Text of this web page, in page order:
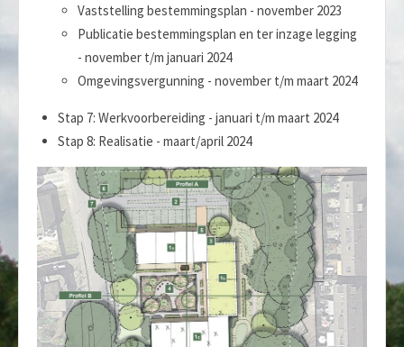
Vaststelling bestemmingsplan - november 2023
Publicatie bestemmingsplan en ter inzage legging
- november t/m januari 2024
Omgevingsvergunning - november t/m maart 2024
Stap 7: Werkvoorbereiding - januari t/m maart 2024
Stap 8: Realisatie - maart/april 2024